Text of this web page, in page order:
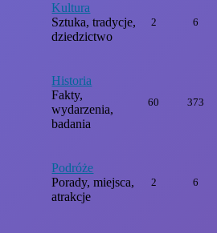
Kultura
Sztuka, tradycje,
dziedzictwo
2 6
Historia
Fakty,
wydarzenia,
badania
60 373
Podróże
Porady, miejsca,
atrakcje
2 6